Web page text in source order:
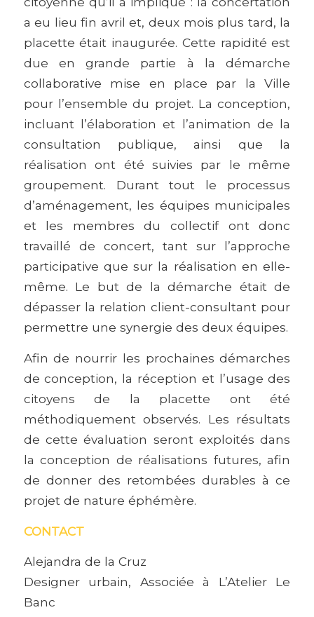
a eu lieu fin avril et, deux mois plus tard, la
placette était inaugurée. Cette rapidité est
due en grande partie à la démarche
collaborative mise en place par la Ville
pour l’ensemble du projet. La conception,
incluant l’élaboration et l’animation de la
consultation publique, ainsi que la
réalisation ont été suivies par le même
groupement. Durant tout le processus
d’aménagement, les équipes municipales
et les membres du collectif ont donc
travaillé de concert, tant sur l’approche
participative que sur la réalisation en elle-
même. Le but de la démarche était de
dépasser la relation client-consultant pour
permettre une synergie des deux équipes.
Afin de nourrir les prochaines démarches
de conception, la réception et l’usage des
citoyens de la placette ont été
méthodiquement observés. Les résultats
de cette évaluation seront exploités dans
la conception de réalisations futures, afin
de donner des retombées durables à ce
projet de nature éphémère.
CONTACT
Alejandra de la Cruz
Designer urbain, Associée à L’Atelier Le
Banc